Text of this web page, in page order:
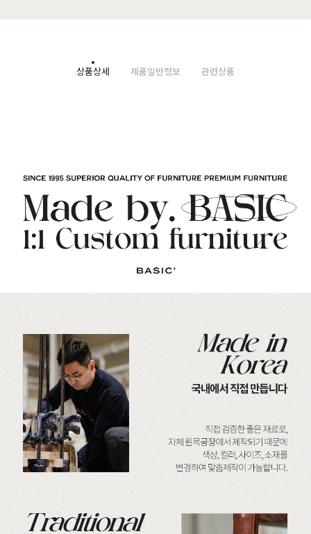
상품상세 제품일반정보 관련상품